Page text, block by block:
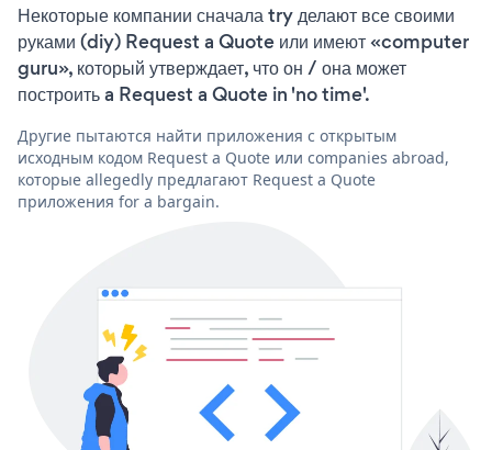
Некоторые компании сначала try делают все своими
руками (diy) Request a Quote или имеют «computer
guru», который утверждает, что он / она может
построить a Request a Quote in 'no time'.
Другие пытаются найти приложения с открытым
исходным кодом Request a Quote или companies abroad,
которые allegedly предлагают Request a Quote
приложения for a bargain.